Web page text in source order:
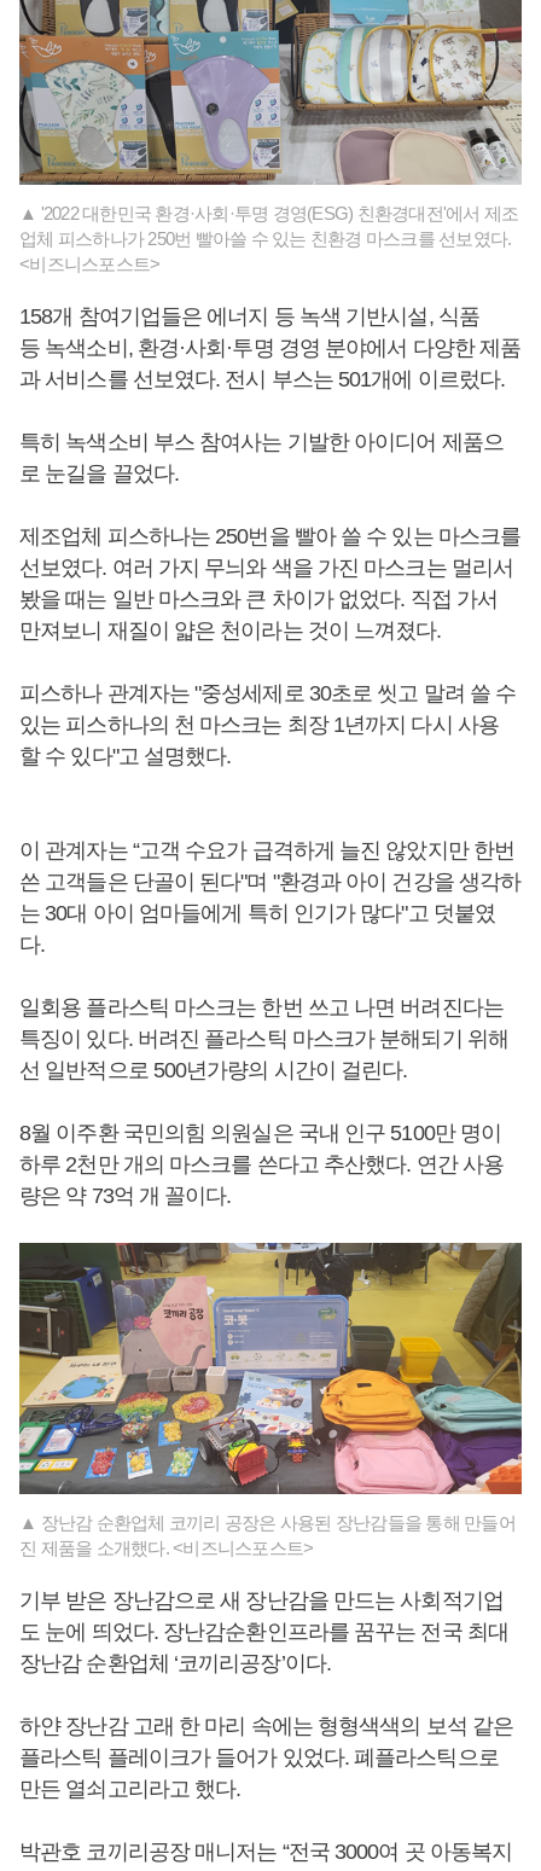
▲ '2022 대한민국 환경·사회·투명 경영(ESG) 친환경대전'에서 제조
업체 피스하나가 250번 빨아쓸 수 있는 친환경 마스크를 선보였다.
<비즈니스포스트>
158개 참여기업들은 에너지 등 녹색 기반시설, 식품
등 녹색소비, 환경·사회·투명 경영 분야에서 다양한 제품
과 서비스를 선보였다. 전시 부스는 501개에 이르렀다.
특히 녹색소비 부스 참여사는 기발한 아이디어 제품으
로 눈길을 끌었다.
제조업체 피스하나는 250번을 빨아 쓸 수 있는 마스크를
선보였다. 여러 가지 무늬와 색을 가진 마스크는 멀리서
봤을 때는 일반 마스크와 큰 차이가 없었다. 직접 가서
만져보니 재질이 얇은 천이라는 것이 느껴졌다.
피스하나 관계자는 "중성세제로 30초로 씻고 말려 쓸 수
있는 피스하나의 천 마스크는 최장 1년까지 다시 사용
할 수 있다"고 설명했다.
이 관계자는 “고객 수요가 급격하게 늘진 않았지만 한번
쓴 고객들은 단골이 된다"며 "환경과 아이 건강을 생각하
는 30대 아이 엄마들에게 특히 인기가 많다"고 덧붙였
다.
일회용 플라스틱 마스크는 한번 쓰고 나면 버려진다는
특징이 있다. 버려진 플라스틱 마스크가 분해되기 위해
선 일반적으로 500년가량의 시간이 걸린다.
8월 이주환 국민의힘 의원실은 국내 인구 5100만 명이
하루 2천만 개의 마스크를 쓴다고 추산했다. 연간 사용
량은 약 73억 개 꼴이다.
▲ 장난감 순환업체 코끼리 공장은 사용된 장난감들을 통해 만들어
진 제품을 소개했다. <비즈니스포스트>
기부 받은 장난감으로 새 장난감을 만드는 사회적기업
도 눈에 띄었다. 장난감순환인프라를 꿈꾸는 전국 최대
장난감 순환업체 ‘코끼리공장’이다.
하얀 장난감 고래 한 마리 속에는 형형색색의 보석 같은
플라스틱 플레이크가 들어가 있었다. 폐플라스틱으로
만든 열쇠고리라고 했다.
박관호 코끼리공장 매니저는 “전국 3000여 곳 아동복지